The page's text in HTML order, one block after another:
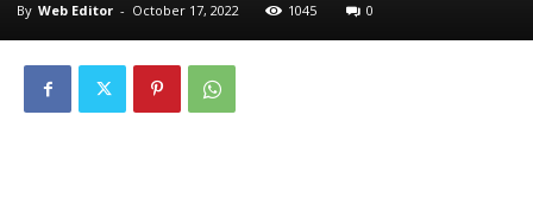
By Web Editor - October 17, 2022 1045 0